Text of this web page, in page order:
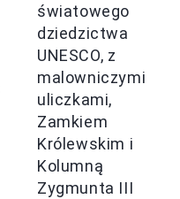
światowego
dziedzictwa
UNESCO, z
malowniczymi
uliczkami,
Zamkiem
Królewskim i
Kolumną
Zygmunta III